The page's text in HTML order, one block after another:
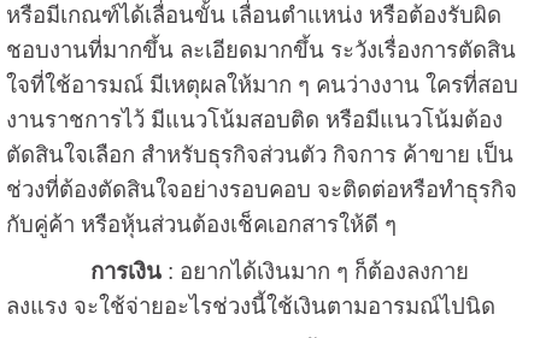
หรือมีเกณฑ์ได้เลื่อนขั้น เลื่อนตำแหน่ง หรือต้องรับผิด
ชอบงานที่มากขึ้น ละเอียดมากขึ้น ระวังเรื่องการตัดสิน
ใจที่ใช้อารมณ์ มีเหตุผลให้มาก ๆ คนว่างงาน ใครที่สอบ
งานราชการไว้ มีแนวโน้มสอบติด หรือมีแนวโน้มต้อง
ตัดสินใจเลือก สำหรับธุรกิจส่วนตัว กิจการ ค้าขาย เป็น
ช่วงที่ต้องตัดสินใจอย่างรอบคอบ จะติดต่อหรือทำธุรกิจ
กับคู่ค้า หรือหุ้นส่วนต้องเช็คเอกสารให้ดี ๆ
การเงิน: อยากได้เงินมาก ๆ ก็ต้องลงกาย
ลงแรง จะใช้จ่ายอะไรช่วงนี้ใช้เงินตามอารมณ์ไปนิด